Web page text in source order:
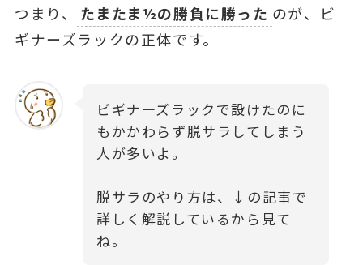
つまり、 たまたま½の勝負に勝った のが、ビ
ギナーズラックの正体です。
ビギナーズラックで設けたのに
もかかわらず脱サラしてしまう
人が多いよ。
脱サラのやり方は、↓の記事で
詳しく解説しているから見て
ね。